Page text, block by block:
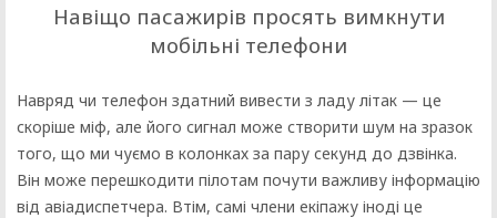
Навіщо пасажирів просять вимкнути
мобільні телефони
Навряд чи телефон здатний вивести з ладу літак — це
скоріше міф, але його сигнал може створити шум на зразок
того, що ми чуємо в колонках за пару секунд до дзвінка.
Він може перешкодити пілотам почути важливу інформацію
від авіадиспетчера. Втім, самі члени екіпажу іноді це